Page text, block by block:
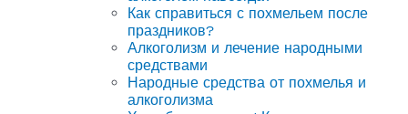
Как справиться с похмельем после
праздников?
Алкоголизм и лечение народными
средствами
Народные средства от похмелья и
алкоголизма